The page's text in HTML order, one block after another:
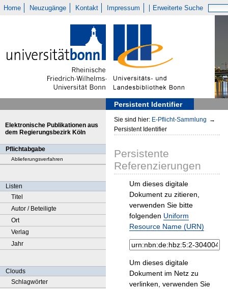
Home Neuzugänge Kontakt Impressum Erweiterte Suche
Persistent Identifier
Elektronische Publikationen aus
dem Regierungsbezirk Köln
Pflichtabgabe
Ablieferungsverfahren
Listen
Titel
Autor / Beteiligte
Ort
Verlag
Jahr
Clouds
Schlagwörter
Sie sind hier: E-Pflicht-Sammlung →
Persistent Identifier
Persistente
Referenzierungen
Um dieses digitale
Dokument zu zitieren,
verwenden Sie bitte
folgenden Uniform
Resource Name (URN)
Um dieses digitale
Dokument im Netz zu
verlinken, verwenden Sie